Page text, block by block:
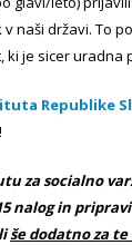
naši državi. To
je sicer uradna
Republike
za socialno
nalog in
še dodatno za